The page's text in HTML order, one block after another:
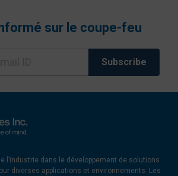
sur le coupe-feu
l’industrie dans le développement de solutions
diverses applications et environnements. Les